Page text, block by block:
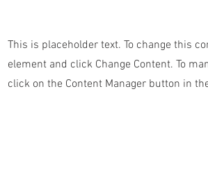
This is placeholder text. To change this
element and click Change Content. To
click on the Content Manager button in